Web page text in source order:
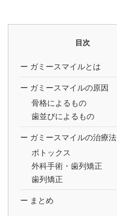
目次
ガミースマイルとは
ガミースマイルの原因
骨格によるもの
歯並びによるもの
ガミースマイルの治療法
ボトックス
外科手術・歯列矯正
歯列矯正
まとめ